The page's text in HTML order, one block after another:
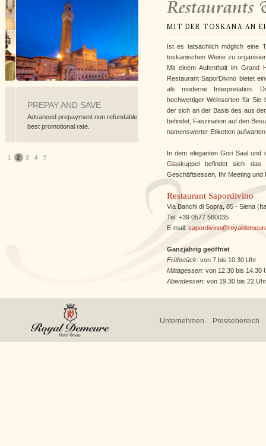
PREPAY AND SAVE
Advanced prepayment non refundable
best promotional rate.
SPECIAL 2 NIGHTS OFFER
15% discount on rate inclu...
1 2 3 4 5
Restaurants
MIT DER TOSKANA AN
Ist es tatsächlich möglich eine
toskanischen Weine zu
Mit einem Aufenthalt im Grand
Restaurant SaporDivino bietet
als moderne Interpretation.
hochwertiger Weinsorten für Sie
der sich an der Basis des aus
befindet, Faszination auf den
namenswerter Etiketten
In dem eleganten Gori Saal und
Glaskuppel befindet sich
Geschäftsessen, Ihr Meeting und
Restaurant Sapordivino
Via Banchi di Sopra, 85 - Siena
Tel. +39 0577 560035
E-mail:
Ganzjährig geöffnet
Frühstück: von 7 bis 10.30 Uhr
Mittagessen: von 12.30 bis 14.30
Abendessen: von 19.30 bis 22 Uhr
Unternehmen Pressebereich